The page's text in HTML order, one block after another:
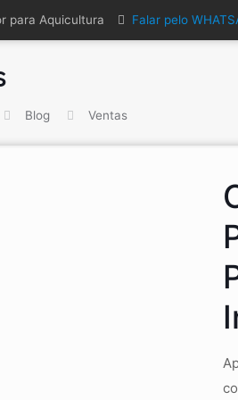
para Aquicultura Falar pelo
Blog Ventas